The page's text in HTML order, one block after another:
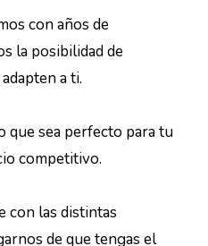
con años de
la posibilidad de
a ti.
que sea perfecto para tu
competitivo.
con las distintas
de que tengas el